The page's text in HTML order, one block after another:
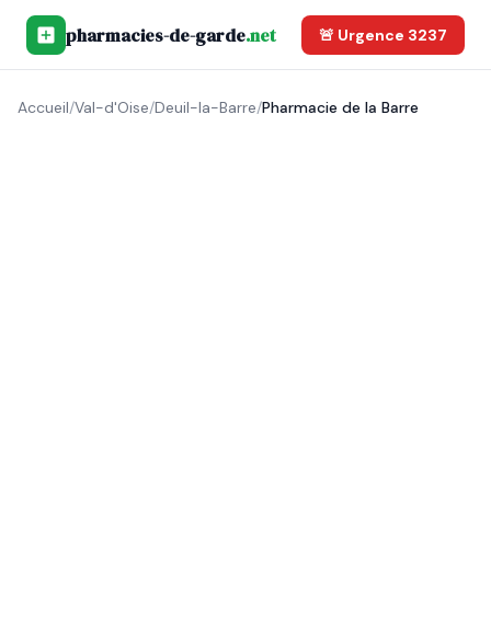
pharmacies-de-garde.net 🚨 Urgence 3237
Accueil/Val-d'Oise/Deuil-la-Barre/Pharmacie de la Barre